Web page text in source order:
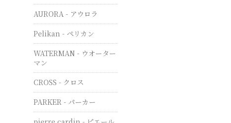
AURORA - アウロラ
Pelikan - ペリカン
WATERMAN - ウオーター
マン
CROSS - クロス
PARKER - パーカー